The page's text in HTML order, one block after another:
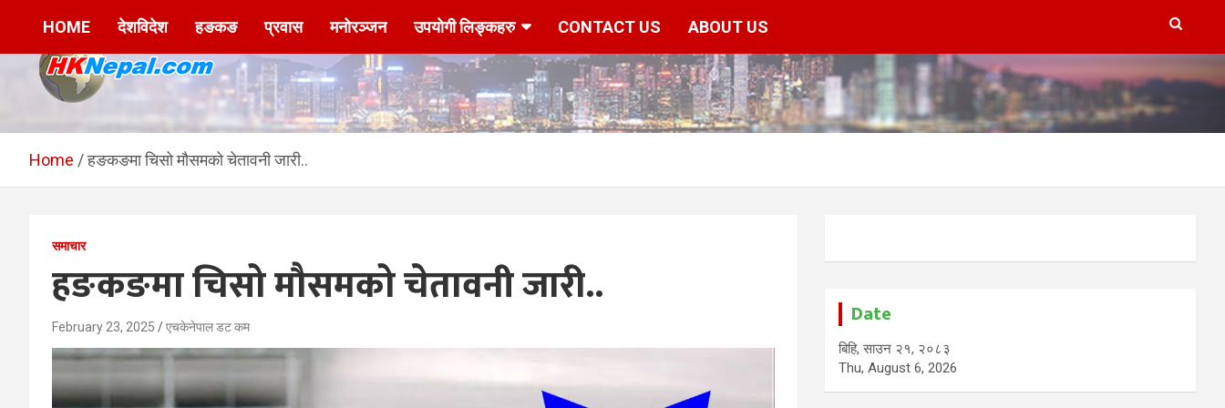
HKNepal.com –
हङकङबाट सञ्चालित पहिलो
hknepal, hknepal.com, hk nepal, hk nepal com
HOME देशविदेश हङकङ प्रवास मनोरञ्जन उपयोगी लिङ्कहरु CONTACT US ABOUT US
Home हङकङमा चिसो मौसमको चेतावनी जारी..
समाचार
हङकङमा चिसो मौसमको चेतावनी जारी..
February 23, 2025 एचकेनेपाल डट कम Date
बिहि, साउन २१, २०८३
Thu, August 6, 2026